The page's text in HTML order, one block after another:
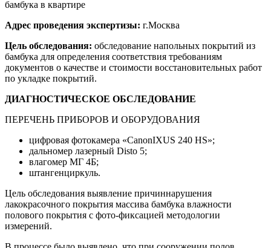
бамбука в квартире
Адрес проведения экспертизы: г.Москва
Цель обследования: обследование напольных покрытий из
бамбука для определения соответствия требованиям
документов о качестве и стоимости восстановительных работ
по укладке покрытий.
ДИАГНОСТИЧЕСКОЕ ОБСЛЕДОВАНИЕ
ПЕРЕЧЕНЬ ПРИБОРОВ И ОБОРУДОВАНИЯ
цифровая фотокамера «CanonIXUS 240 HS»;
дальномер лазерный Disto 5;
влагомер МГ 4Б;
штангенциркуль.
Цель обследования выявление причиннарушения
лакокрасочного покрытия массива бамбука влажности
полового покрытия с фото-фиксацией методологии
измерений.